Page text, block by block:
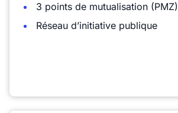
3 points de mutualisation (PMZ)
Réseau d’initiative publique